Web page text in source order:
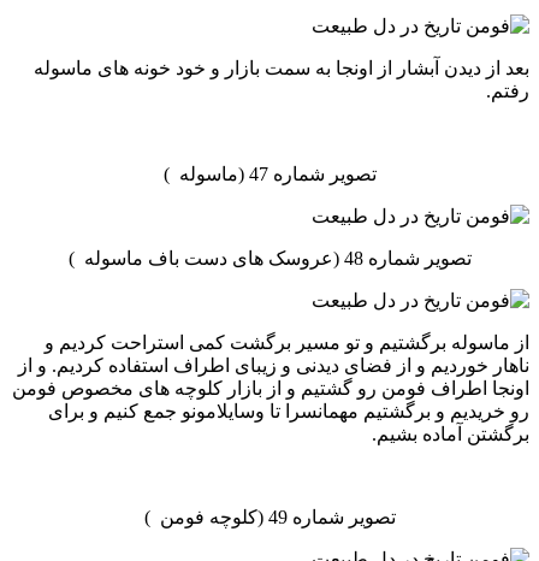
بعد از دیدن آبشار از اونجا به سمت بازار و خود خونه های ماسوله
رفتم.
تصویر شماره 47 (ماسوله )
تصویر شماره 48 (عروسک های دست باف ماسوله )
از ماسوله برگشتیم و تو مسیر برگشت کمی استراحت کردیم و
ناهار خوردیم و از فضای دیدنی و زیبای اطراف استفاده کردیم. و از
اونجا اطراف فومن رو گشتیم و از بازار کلوچه های مخصوص فومن
رو خریدیم و برگشتیم مهمانسرا تا وسایلامونو جمع کنیم و برای
برگشتن آماده بشیم.
تصویر شماره 49 (کلوچه فومن )